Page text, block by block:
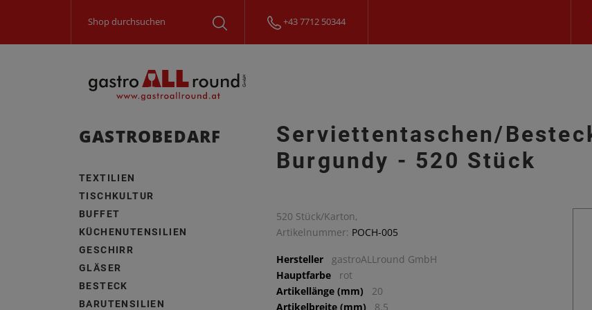
+43 7712 50344
GASTROBEDARF
TEXTILIEN
TISCHKULTUR
BUFFET
KÜCHENUTENSILIEN
GESCHIRR
GLÄSER
BESTECK
BARUTENSILIEN
Serviettentaschen/
Burgundy - 520 Stück
520 Stück/Karton,
Artikelnummer: POCH-005
Hersteller
gastroALLround GmbH
Hauptfarbe
rot
Artikellänge (mm)
20
Artikelbreite (mm)
8.5